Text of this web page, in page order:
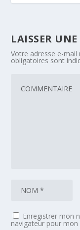
LAISSER UNE
Votre adresse e-mail
obligatoires sont
Enregistrer mon
navigateur pour